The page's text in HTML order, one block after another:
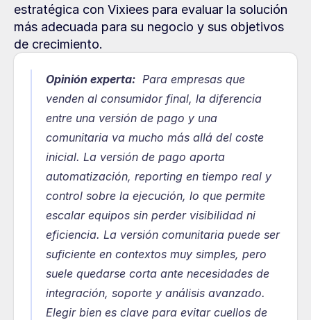
estratégica con Vixiees para evaluar la solución
más adecuada para su negocio y sus objetivos
de crecimiento.
Opinión experta:
  Para empresas que
venden al consumidor final, la diferencia
entre una versión de pago y una
comunitaria va mucho más allá del coste
inicial. La versión de pago aporta
automatización, reporting en tiempo real y
control sobre la ejecución, lo que permite
escalar equipos sin perder visibilidad ni
eficiencia. La versión comunitaria puede ser
suficiente en contextos muy simples, pero
suele quedarse corta ante necesidades de
integración, soporte y análisis avanzado.
Elegir bien es clave para evitar cuellos de